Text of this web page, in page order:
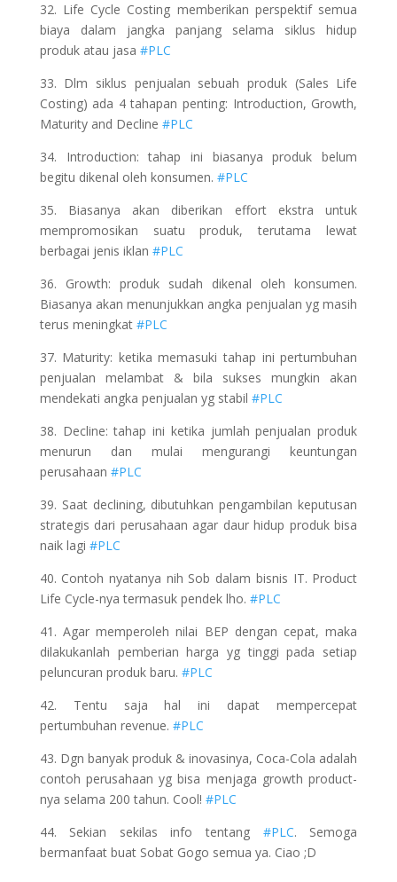
32. Life Cycle Costing memberikan perspektif semua
biaya dalam jangka panjang selama siklus hidup
produk atau jasa #PLC
33. Dlm siklus penjualan sebuah produk (Sales Life
Costing) ada 4 tahapan penting: Introduction, Growth,
Maturity and Decline #PLC
34. Introduction: tahap ini biasanya produk belum
begitu dikenal oleh konsumen. #PLC
35. Biasanya akan diberikan effort ekstra untuk
mempromosikan suatu produk, terutama lewat
berbagai jenis iklan #PLC
36. Growth: produk sudah dikenal oleh konsumen.
Biasanya akan menunjukkan angka penjualan yg masih
terus meningkat #PLC
37. Maturity: ketika memasuki tahap ini pertumbuhan
penjualan melambat & bila sukses mungkin akan
mendekati angka penjualan yg stabil #PLC
38. Decline: tahap ini ketika jumlah penjualan produk
menurun dan mulai mengurangi keuntungan
perusahaan #PLC
39. Saat declining, dibutuhkan pengambilan keputusan
strategis dari perusahaan agar daur hidup produk bisa
naik lagi #PLC
40. Contoh nyatanya nih Sob dalam bisnis IT. Product
Life Cycle-nya termasuk pendek lho. #PLC
41. Agar memperoleh nilai BEP dengan cepat, maka
dilakukanlah pemberian harga yg tinggi pada setiap
peluncuran produk baru. #PLC
42. Tentu saja hal ini dapat mempercepat
pertumbuhan revenue. #PLC
43. Dgn banyak produk & inovasinya, Coca-Cola adalah
contoh perusahaan yg bisa menjaga growth product-
nya selama 200 tahun. Cool! #PLC
44. Sekian sekilas info tentang #PLC. Semoga
bermanfaat buat Sobat Gogo semua ya. Ciao ;D